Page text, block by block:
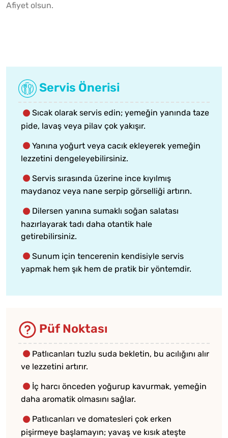
Afiyet olsun.
Servis Önerisi
Sıcak olarak servis edin; yemeğin yanında taze
pide, lavaş veya pilav çok yakışır.
Yanına yoğurt veya cacık ekleyerek yemeğin
lezzetini dengeleyebilirsiniz.
Servis sırasında üzerine ince kıyılmış
maydanoz veya nane serpip görselliği artırın.
Dilersen yanına sumaklı soğan salatası
hazırlayarak tadı daha otantik hale
getirebilirsiniz.
Sunum için tencerenin kendisiyle servis
yapmak hem şık hem de pratik bir yöntemdir.
Püf Noktası
Patlıcanları tuzlu suda bekletin, bu acılığını alır
ve lezzetini artırır.
İç harcı önceden yoğurup kavurmak, yemeğin
daha aromatik olmasını sağlar.
Patlıcanları ve domatesleri çok erken
pişirmeye başlamayın; yavaş ve kısık ateşte